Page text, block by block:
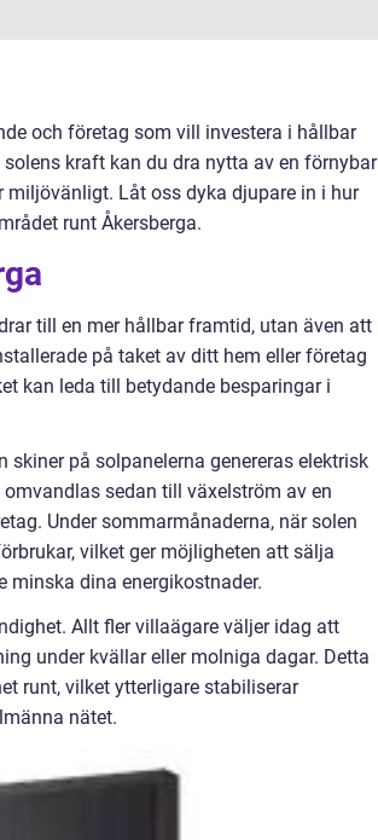
och företag som vill investera i hållbar
kraft kan du dra nytta av en förnybar
Låt oss dyka djupare in i hur
runt Åkersberga.
till en mer hållbar framtid, utan även att
på taket av ditt hem eller företag
kan leda till betydande besparingar i
på solpanelerna genereras elektrisk
sedan till växelström av en
Under sommarmånaderna, när solen
vilket ger möjligheten att sälja
minska dina energikostnader.
Allt fler villaägare väljer idag att
under kvällar eller molniga dagar. Detta
runt, vilket ytterligare stabiliserar
nätet.